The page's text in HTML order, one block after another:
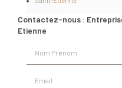
Contactez-nous :
Etienne